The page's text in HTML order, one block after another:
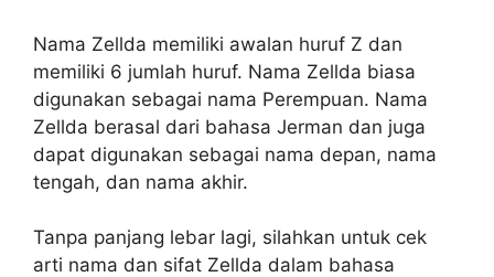
Nama Zellda memiliki awalan huruf Z dan
memiliki 6 jumlah huruf. Nama Zellda biasa
digunakan sebagai nama Perempuan. Nama
Zellda berasal dari bahasa Jerman dan juga
dapat digunakan sebagai nama depan, nama
tengah, dan nama akhir.
Tanpa panjang lebar lagi, silahkan untuk cek
arti nama dan sifat Zellda dalam bahasa